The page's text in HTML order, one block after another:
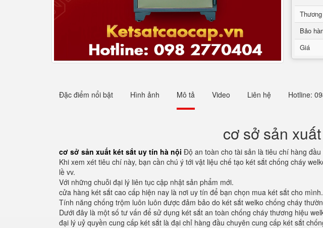
Bảo
Giá
Đặc điểm nổi bật Hình ảnh Mô tả Video Liên hệ Hotline:
cơ sở sản
cơ sở sản xuất két sắt uy tín hà nội Độ an toàn cho tài sản là tiêu chí hàng
Khi xem xét tiêu chí này, bạn cần chú ý tới vật liệu chế tạo két sắt chống cháy
lề vv.
Với những chuỗi đại lý liên tục cập nhật sản phẩm mới.
cửa hàng két sắt cao cấp hiện nay là nơi uy tín để bạn chọn mua két sắt cho mình.
Tính năng chống trộm luôn luôn được đảm bảo do két sắt welko chống cháy
Dưới đây là một số tư vấn để sử dụng két sắt an toàn chống cháy thương hiệu
đại lý uỷ quyền cung cấp két sắt là đại chỉ hàng đầu chuyên cung cấp két sắt